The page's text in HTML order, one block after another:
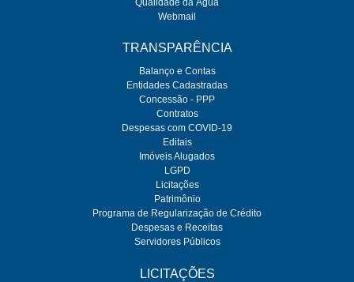
Webmail
TRANSPARÊNCIA
Balanço e Contas
Entidades Cadastradas
Concessão - PPP
Contratos
Despesas com COVID-19
Editais
Imóveis Alugados
LGPD
Licitações
Patrimônio
Programa de Regularização de Crédito
Despesas e Receitas
Servidores Públicos
LICITAÇÕES